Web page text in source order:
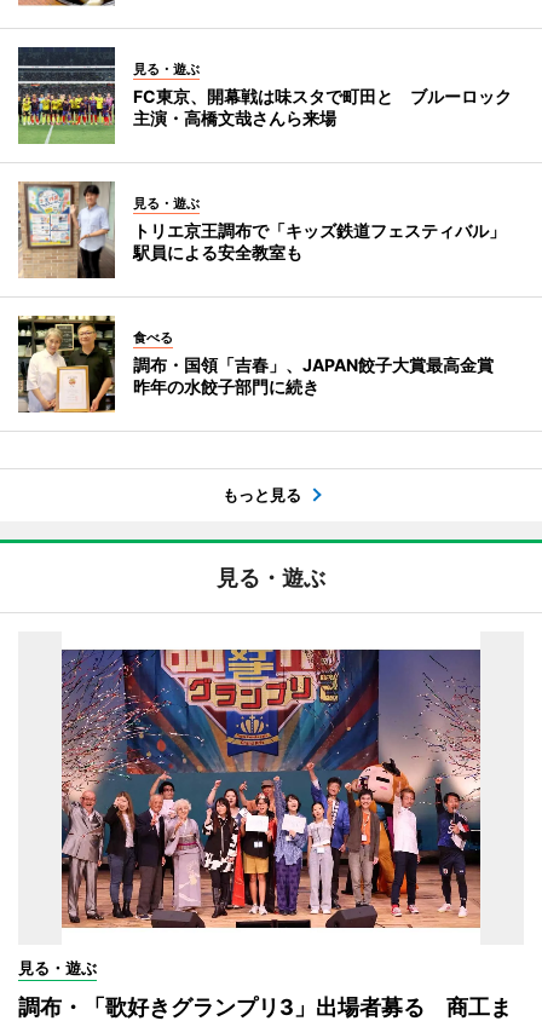
見る・遊ぶ
FC東京、開幕戦は味スタで町田と ブルーロック
主演・高橋文哉さんら来場
見る・遊ぶ
トリエ京王調布で「キッズ鉄道フェスティバル」
駅員による安全教室も
食べる
調布・国領「吉春」、JAPAN餃子大賞最高金賞
昨年の水餃子部門に続き
もっと見る
見る・遊ぶ
見る・遊ぶ
調布・「歌好きグランプリ3」出場者募る 商工ま